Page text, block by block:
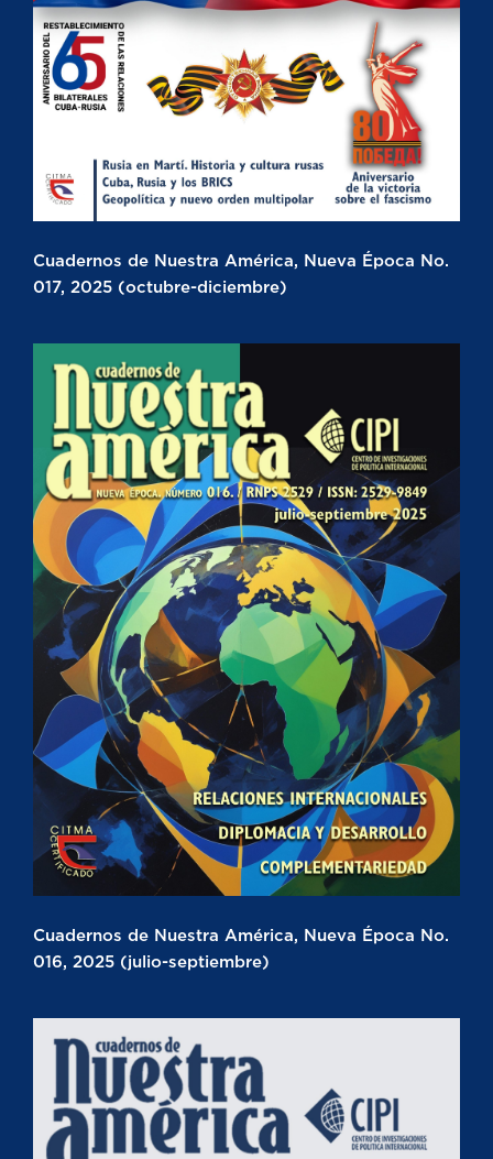
Cuadernos de Nuestra América, Nueva Época No.
017, 2025 (octubre-diciembre)
Cuadernos de Nuestra América, Nueva Época No.
016, 2025 (julio-septiembre)